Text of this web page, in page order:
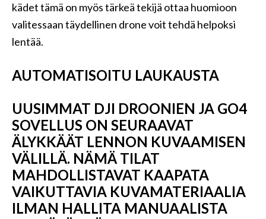
kädet tämä on myös tärkeä tekijä ottaa huomioon
valitessaan täydellinen drone voit tehdä helpoksi
lentää.
AUTOMATISOITU LAUKAUSTA
UUSIMMAT DJI DROONIEN JA GO4
SOVELLUS ON SEURAAVAT
ÄLYKKÄÄT LENNON KUVAAMISEN
VÄLILLÄ. NÄMÄ TILAT
MAHDOLLISTAVAT KAAPATA
VAIKUTTAVIA KUVAMATERIAALIA
ILMAN HALLITA MANUAALISTA